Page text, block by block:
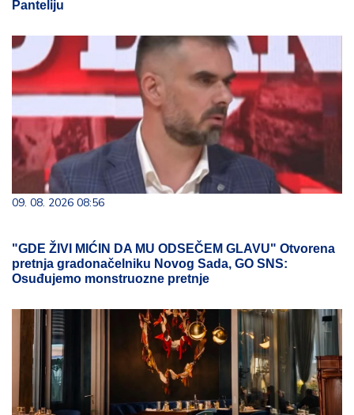
Panteliju
09. 08. 2026 08:56
"GDE ŽIVI MIĆIN DA MU ODSEČEM GLAVU" Otvorena
pretnja gradonačelniku Novog Sada, GO SNS:
Osuđujemo monstruozne pretnje